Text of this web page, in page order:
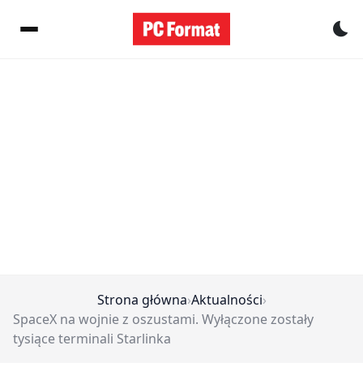
Strona główna›Aktualności›
SpaceX na wojnie z oszustami. Wyłączone zostały
tysiące terminali Starlinka